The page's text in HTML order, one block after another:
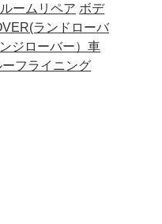
ルームリペア ボデ
ランドローバ
ジローバー）車
ーフライニング